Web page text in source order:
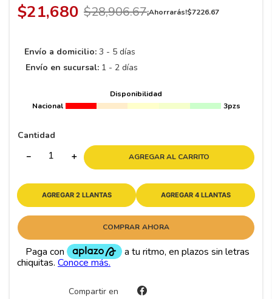
$21,680 $28,906.67¡Ahorrarás!$7226.67
Envío a domicilio: 3 - 5 días
Envío en sucursal: 1 - 2 días
Disponibilidad
Nacional
3pzs
Cantidad
＋
－ AGREGAR AL CARRITO
AGREGAR 2 LLANTAS AGREGAR 4 LLANTAS
COMPRAR AHORA
Compartir en